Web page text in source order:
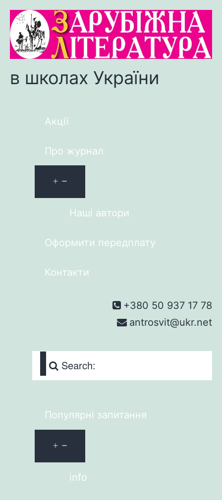
в школах України
Акції
Про журнал
Наші автори
Оформити передплату
Контакти
+380 50 937 17 78
antrosvit@ukr.net
Search:
Популярні запитання
info